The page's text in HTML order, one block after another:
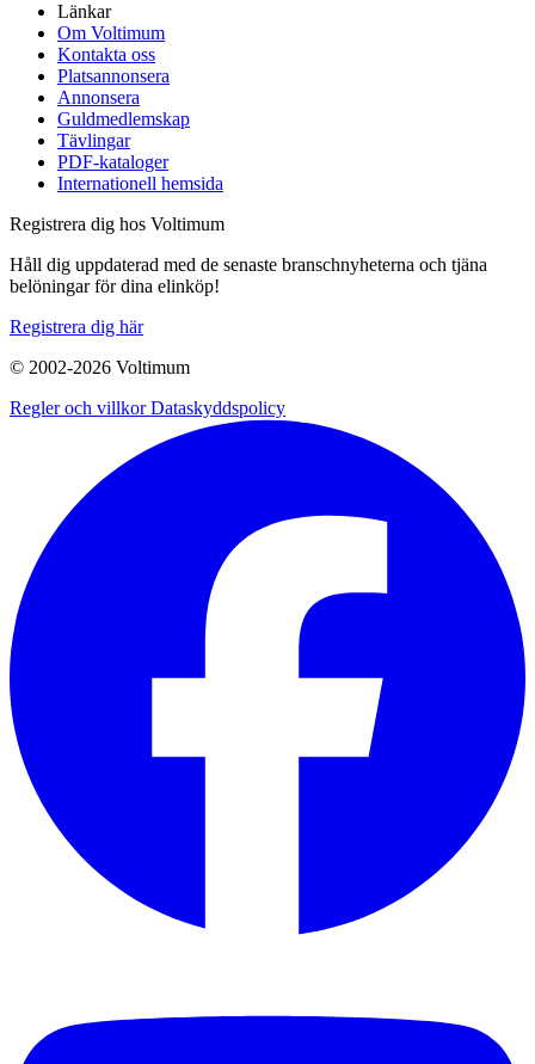
Länkar
Om Voltimum
Kontakta oss
Platsannonsera
Annonsera
Guldmedlemskap
Tävlingar
PDF-kataloger
Internationell hemsida
Registrera dig hos Voltimum
Håll dig uppdaterad med de senaste branschnyheterna och tjäna
belöningar för dina elinköp!
Registrera dig här
© 2002-2026 Voltimum
Regler och villkorDataskyddspolicy